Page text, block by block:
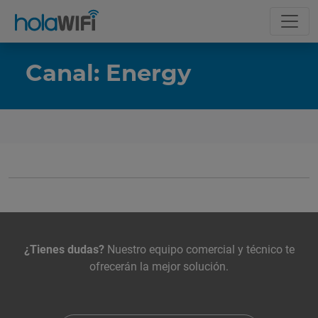
Canal: Energy
¿Tienes dudas?Nuestro equipo comercial y técnico te
ofrecerán la mejor solución.